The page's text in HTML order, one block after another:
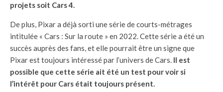
projets soit Cars 4.
De plus, Pixar a déjà sorti une série de courts-métrages
intitulée « Cars : Sur la route » en 2022. Cette série a été un
succès auprès des fans, et elle pourrait être un signe que
Pixar est toujours intéressé par l’univers de Cars. Il est
possible que cette série ait été un test pour voir si
l’intérêt pour Cars était toujours présent.